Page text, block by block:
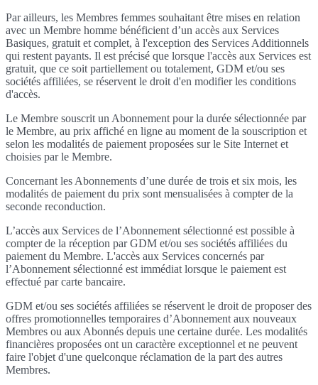
Par ailleurs, les Membres femmes souhaitant être mises en relation
avec un Membre homme bénéficient d’un accès aux Services
Basiques, gratuit et complet, à l'exception des Services Additionnels
qui restent payants. Il est précisé que lorsque l'accès aux Services est
gratuit, que ce soit partiellement ou totalement, GDM et/ou ses
sociétés affiliées, se réservent le droit d'en modifier les conditions
d'accès.
Le Membre souscrit un Abonnement pour la durée sélectionnée par
le Membre, au prix affiché en ligne au moment de la souscription et
selon les modalités de paiement proposées sur le Site Internet et
choisies par le Membre.
Concernant les Abonnements d’une durée de trois et six mois, les
modalités de paiement du prix sont mensualisées à compter de la
seconde reconduction.
L’accès aux Services de l’Abonnement sélectionné est possible à
compter de la réception par GDM et/ou ses sociétés affiliées du
paiement du Membre. L'accès aux Services concernés par
l’Abonnement sélectionné est immédiat lorsque le paiement est
effectué par carte bancaire.
GDM et/ou ses sociétés affiliées se réservent le droit de proposer des
offres promotionnelles temporaires d’Abonnement aux nouveaux
Membres ou aux Abonnés depuis une certaine durée. Les modalités
financières proposées ont un caractère exceptionnel et ne peuvent
faire l'objet d'une quelconque réclamation de la part des autres
Membres.